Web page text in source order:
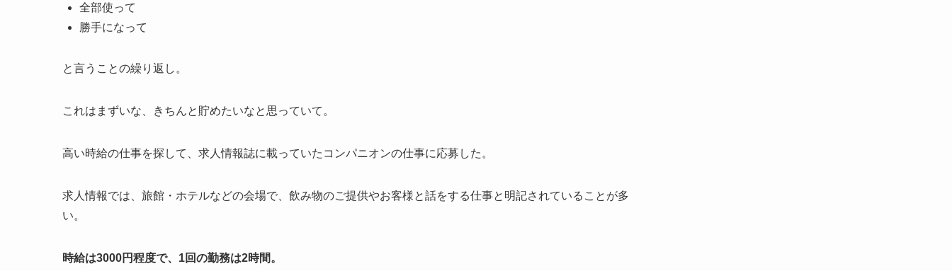
全部使って
勝手になって
と言うことの繰り返し。
これはまずいな、きちんと貯めたいなと思っていて。
高い時給の仕事を探して、求人情報誌に載っていたコンパニオンの仕事に応募した。
求人情報では、旅館・ホテルなどの会場で、飲み物のご提供やお客様と話をする仕事と明記されていることが多
い。
時給は3000円程度で、1回の勤務は2時間。